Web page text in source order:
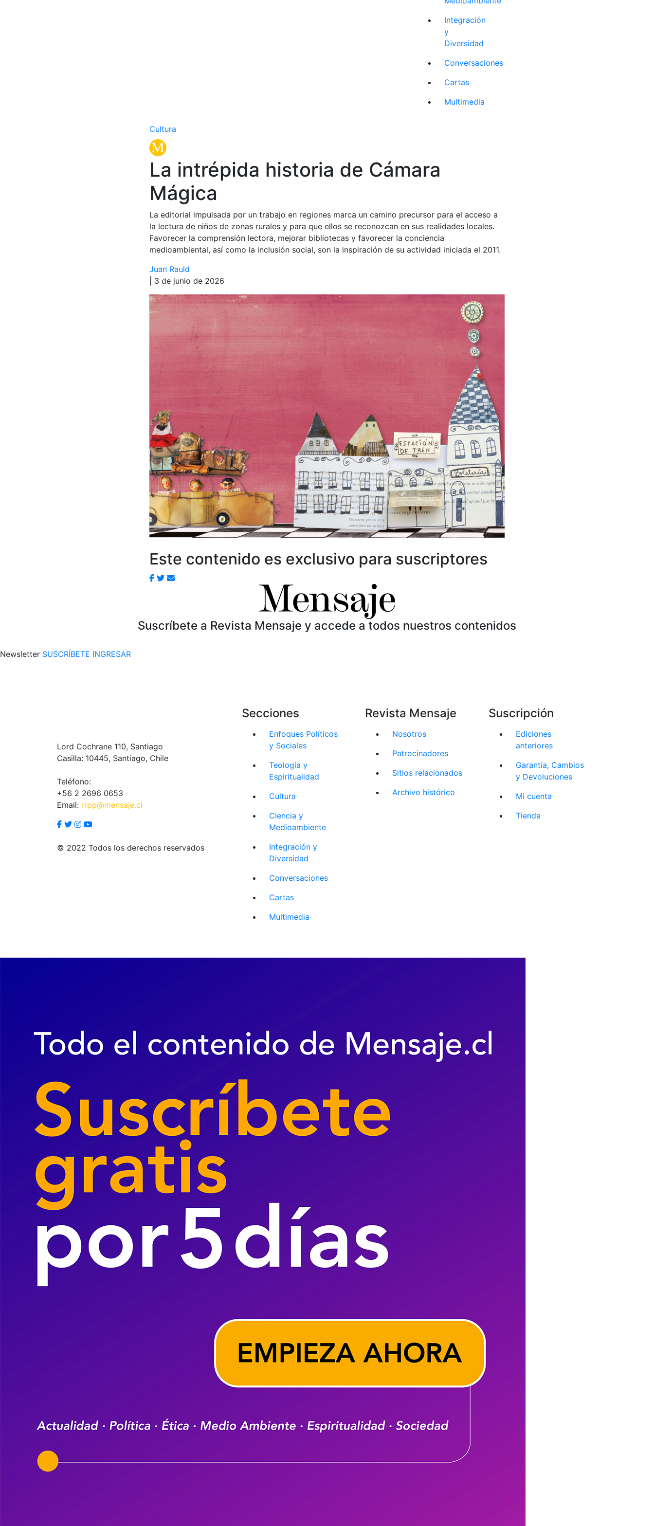
Integración
y
Diversidad
Conversaciones
Cartas
Multimedia
Cultura
La intrépida historia de Cámara
Mágica
La editorial impulsada por un trabajo en regiones marca un camino precursor para el acceso a
la lectura de niños de zonas rurales y para que ellos se reconozcan en sus realidades locales.
Favorecer la comprensión lectora, mejorar bibliotecas y favorecer la conciencia
medioambiental, así como la inclusión social, son la inspiración de su actividad iniciada el 2011.
Juan Rauld
| 3 de junio de 2026
Este contenido es exclusivo para suscriptores
Suscríbete a Revista Mensaje y accede a todos nuestros contenidos
Newsletter SUSCRÍBETE INGRESAR
Lord Cochrane 110, Santiago
Casilla: 10445, Santiago, Chile
Teléfono:
+56 2 2696 0653
Email: rrpp@mensaje.cl
© 2022 Todos los derechos reservados
Secciones
Enfoques Políticos
y Sociales
Teología y
Espiritualidad
Cultura
Ciencia y
Medioambiente
Integración y
Diversidad
Conversaciones
Cartas
Multimedia
Revista Mensaje
Nosotros
Patrocinadores
Sitios relacionados
Archivo histórico
Suscripción
Ediciones
anteriores
Garantía, Cambios
y Devoluciones
Mi cuenta
Tienda